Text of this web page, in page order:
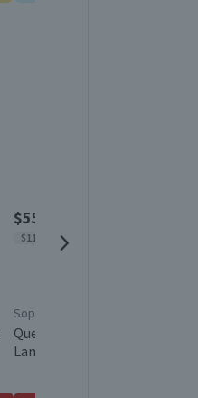
$5590
$11.180 x kg
Soprole
Queso Gauda Soprole Envasado
Laminado 500 g